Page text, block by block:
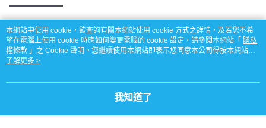
熱門標籤
本網站中使用 cookie，欲查詢有關本網站使用 cookie 方式之詳情，及若您不希
望在電腦上使用 cookie 時應如何變更電腦的 cookie 設定，請參閱本網站「 隱私
權條款 」之 Cookie 聲明。您繼續使用本網站即表示您同意本公司得按本網站使
用條款之 Cookie 聲明使用 cookie。
了解更多 >
我知道了